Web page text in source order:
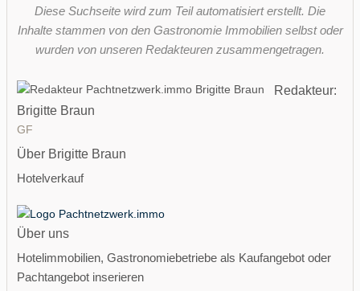
Diese Suchseite wird zum Teil automatisiert erstellt. Die
Inhalte stammen von den Gastronomie Immobilien selbst oder
wurden von unseren Redakteuren zusammengetragen.
Redakteur:
Brigitte Braun
GF
Über Brigitte Braun
Hotelverkauf
Über uns
Hotelimmobilien, Gastronomiebetriebe als Kaufangebot oder
Pachtangebot inserieren